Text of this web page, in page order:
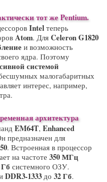
тот жеPentium.
Intel теперь
Atom. Для Celeron G1820
и возможность
ядра. Поэтому
системой
малогабаритных
интерес, например,
архитектура
EM64T, Enhanced
предназначен для
. Встроенная в процессор
на частоте 350 МГц
Гб системного ОЗУ.
DDR3-1333 до 32 Гб.